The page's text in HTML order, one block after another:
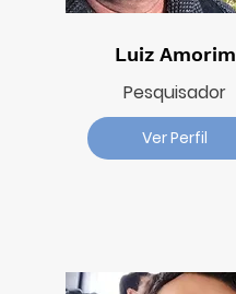
Luiz Amorim
Pesquisador
Ver Perfil